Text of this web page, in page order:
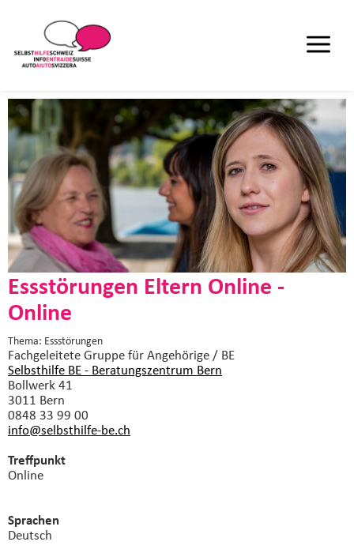
Essstörungen Eltern Online -
Online
Thema: Essstörungen
Fachgeleitete Gruppefür Angehörige / BE
Selbsthilfe BE - Beratungszentrum Bern
Bollwerk 41
3011 Bern
0848 33 99 00
info@selbsthilfe-be.ch
Treffpunkt
Online
Sprachen
Deutsch